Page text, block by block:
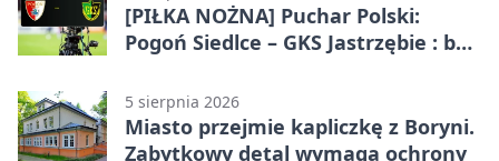
[PIŁKA NOŻNA] Puchar Polski:
Pogoń Siedlce – GKS Jastrzębie : bez
5 sierpnia 2026
Miasto przejmie kapliczkę z Boryni.
Zabytkowy detal wymaga ochrony